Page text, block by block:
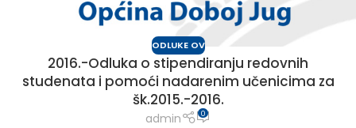
ODLUKE OV
2016.-Odluka o stipendiranju redovnih
studenata i pomoći nadarenim učenicima za
šk.2015.-2016.
admin 0